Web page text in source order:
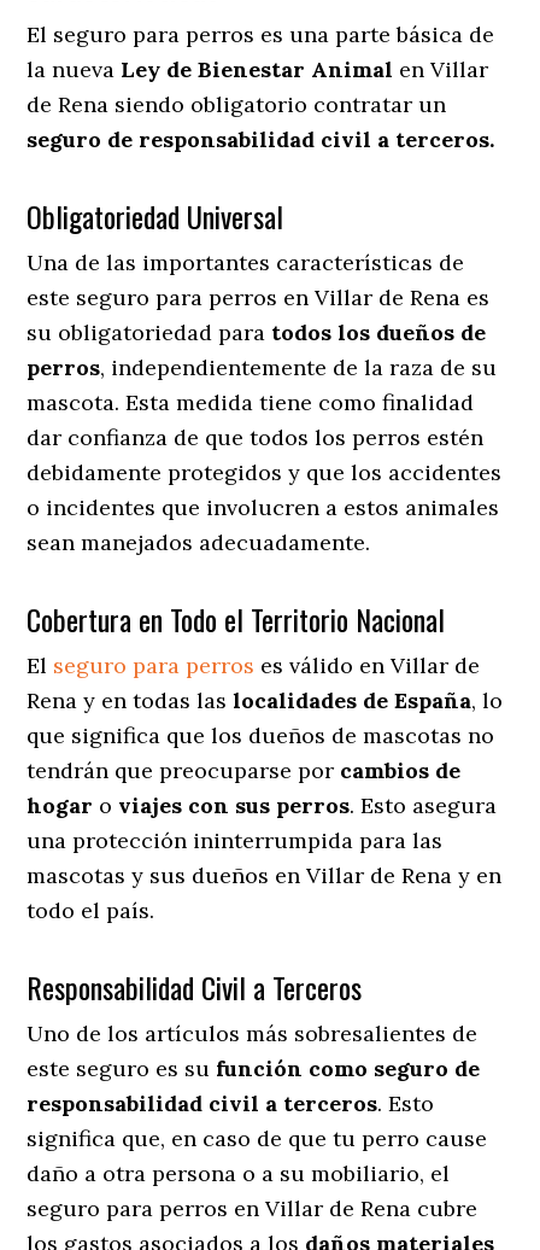
El seguro para perros es una parte básica de
la nueva Ley de Bienestar Animal en Villar
de Rena siendo obligatorio contratar un
seguro de responsabilidad civil a terceros.
Obligatoriedad Universal
Una de las importantes características de
este seguro para perros en Villar de Rena es
su obligatoriedad para todos los dueños de
perros, independientemente de la raza de su
mascota. Esta medida tiene como finalidad
dar confianza de que todos los perros estén
debidamente protegidos y que los accidentes
o incidentes que involucren a estos animales
sean manejados adecuadamente.
Cobertura en Todo el Territorio Nacional
El seguro para perros es válido en Villar de
Rena y en todas laslocalidades de España, lo
que significa que los dueños de mascotas no
tendrán que preocuparse por cambios de
hogar o viajes con sus perros. Esto asegura
una protección ininterrumpida para las
mascotas y sus dueños en Villar de Rena y en
todo el país.
Responsabilidad Civil a Terceros
Uno de los artículos más sobresalientes de
este seguro es su función como seguro de
responsabilidad civil a terceros. Esto
significa que, en caso de que tu perro cause
daño a otra persona o a su mobiliario, el
seguro para perros en Villar de Rena cubre
los gastos asociados a los daños materiales